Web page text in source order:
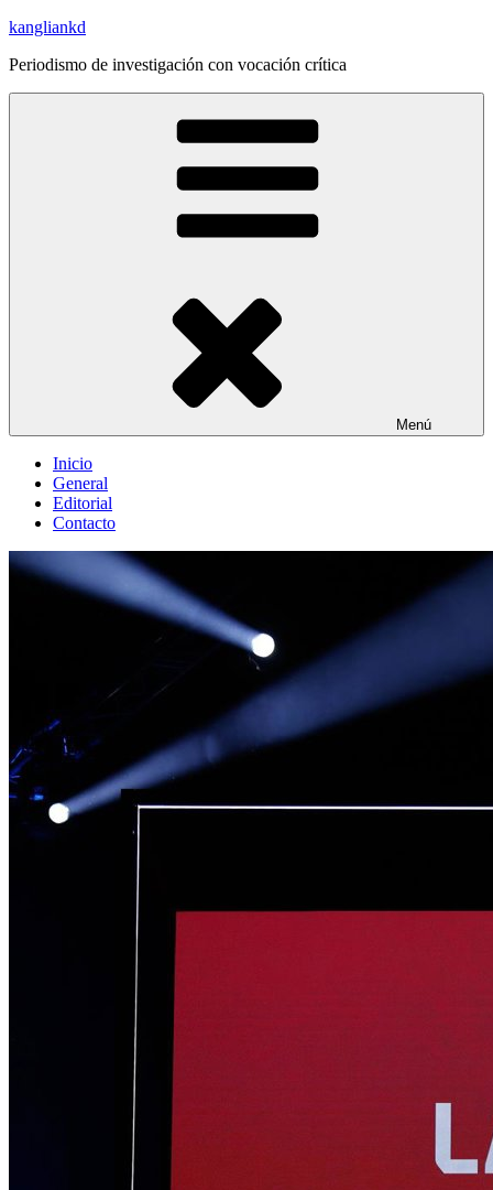
Saltar
contenido
kangliankd
Periodismo de investigación con vocación crítica
Menú
Inicio
General
Editorial
Contacto